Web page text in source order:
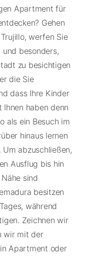
Apartment für
Gehen
werfen Sie
und besonders,
zu besichtigen
die Sie
dass Ihre Kinder
haben denn
als ein Besuch im
hinaus lernen
abzuschließen,
Ausflug bis hin
sind
besitzen
während
Zeichnen wir
wir mit der
Apartment oder